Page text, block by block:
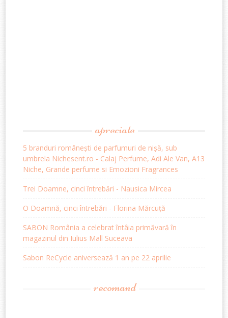
apreciate
5 branduri românești de parfumuri de nișă, sub
umbrela Nichesent.ro - Calaj Perfume, Adi Ale Van, A13
Niche, Grande perfume si Emozioni Fragrances
Trei Doamne, cinci întrebări - Nausica Mircea
O Doamnă, cinci întrebări - Florina Mărcuță
SABON România a celebrat întâia primăvară în
magazinul din Iulius Mall Suceava
Sabon ReCycle aniversează 1 an pe 22 aprilie
recomand